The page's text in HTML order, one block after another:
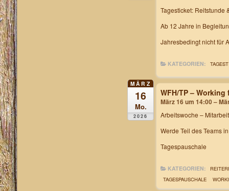
Tagesticket: Reitstunde
Ab 12 Jahre in
Jahresbedingt nicht für
KATEGORIEN:
MÄRZ
16
Mo.
2026
WFH/TP –
März 16 um 14:00 –
Arbeitswoche –
Werde Teil des Teams
Tagespauschale
KATEGORIEN:
TAGESPAUSCHALE